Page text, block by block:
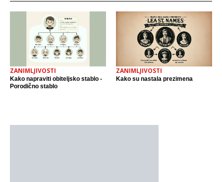
ZANIMLJIVOSTI
Kako napraviti obiteljsko stablo -
Porodično stablo
ZANIMLJIVOSTI
Kako su nastala prezimena